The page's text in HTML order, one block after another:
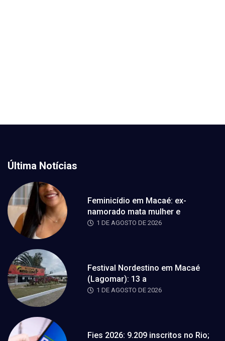
Última Notícias
Feminicídio em Macaé: ex-
namorado mata mulher e
1 DE AGOSTO DE 2026
Festival Nordestino em Macaé
(Lagomar): 13 a
1 DE AGOSTO DE 2026
Fies 2026: 9.209 inscritos no Rio;